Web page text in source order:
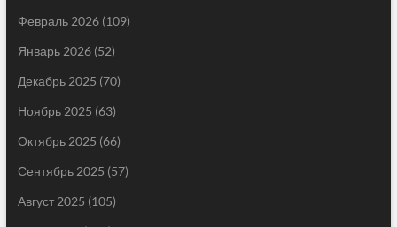
Февраль 2026(109)
Январь 2026(52)
Декабрь 2025 (70)
Ноябрь 2025 (63)
Октябрь 2025 (66)
Сентябрь 2025 (57)
Август 2025 (105)